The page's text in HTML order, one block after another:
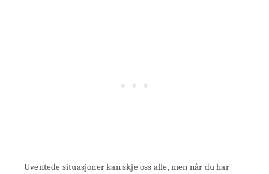
Uventede situasjoner kan skje oss alle, men når du har